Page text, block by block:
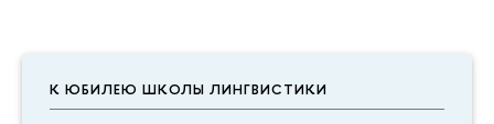
К ЮБИЛЕЮ ШКОЛЫ ЛИНГВИСТИКИ